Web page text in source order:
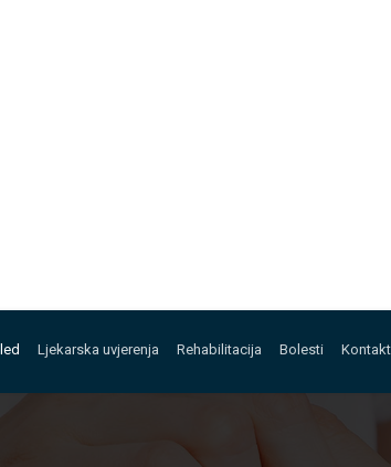
Ljekarska uvjerenja Rehabilitacija Bolesti Kontakt